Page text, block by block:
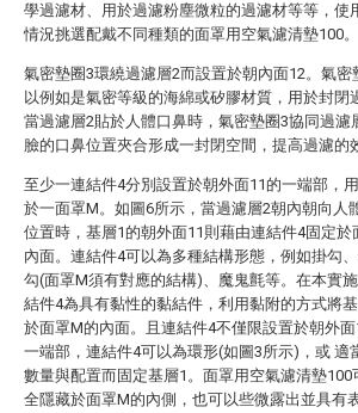
學過濾材、用於過濾粉塵微粒的過濾材等等，使
情況挑選配戴不同種類的面罩用空氣濾清墊100。
氣密墊圈3環繞過濾層2而設置於朝內面12。氣密
以例如是氣密等級的海綿或矽膠材質，用於封閉
當過濾層2貼於人體口鼻時，氣密墊圈3協同過濾
臉的口鼻位置夾合形成一封閉空間，提高過濾的
至少一連結件4分別設置於朝外面11的一端部，
於一面罩M。如圖6所示，當過濾層2朝內朝向人
位置時，基層1的朝外面11則藉由連結件4固定於
內面。連結件4可以為多種結構形態，例如掛勾
勾(面罩M須有對應的結構)、魔鬼氈等。在本實
結件4為具有黏性的黏結件，利用黏附的方式將
於面罩M的內面。且連結件4不僅限設置於朝外
一端部，連結件4可以為環形(如圖3所示)，或 適
數量與配置而固定基層1。面罩用空氣濾清墊100
全隱藏於面罩M的內側，也可以些微露出並具有